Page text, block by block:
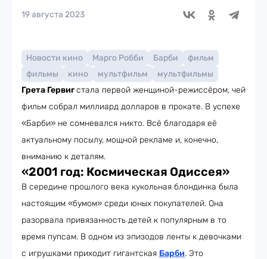
19 августа 2023
Новости кино Марго Робби Барби
фильм
фильмы
кино мультфильм
мультфильмы
Грета Гервигстала первой женщиной-режиссёром, чей
фильм собрал миллиард долларов в прокате. В успехе
«Барби» не сомневался никто. Всё благодаря её
актуальному посылу, мощной рекламе и, конечно,
вниманию к деталям.
«2001 год: Космическая Одиссея»
В середине прошлого века кукольная блондинка была
настоящим «бумом» среди юных покупателей. Она
разорвала привязанность детей к популярным в то
время пупсам. В одном из эпизодов ленты к девочками
с игрушками приходит гигантская Барби. Это